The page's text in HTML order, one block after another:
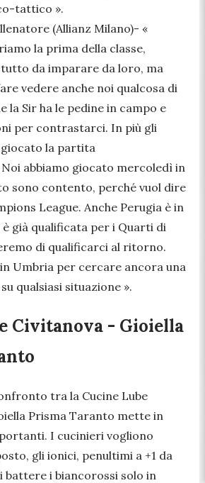
tattico ».
(Allianz Milano)- «
la prima della classe,
tutto da imparare da loro, ma
vedere anche noi qualcosa di
la Sir ha le pedine in campo e
per contrastarci. In più gli
la partita
abbiamo giocato mercoledì in
sono contento, perché vuol dire
League. Anche Perugia è in
è già qualificata per i Quarti di
di qualificarci al ritorno.
Umbria per cercare ancora una
qualsiasi situazione ».
Civitanova - Gioiella
tra la Cucine Lube
Prisma Taranto mette in
I cucinieri vogliono
gli ionici, penultimi a +1 da
battere i biancorossi solo in